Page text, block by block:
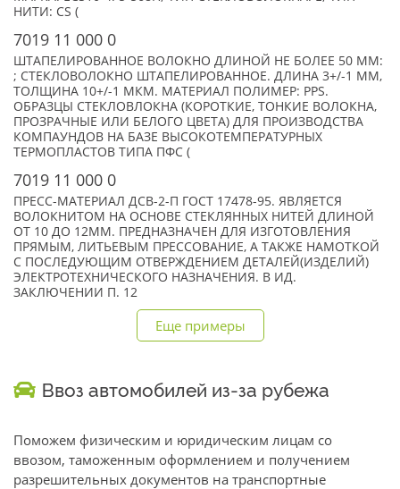
НИТИ: CS (
7019 11 000 0
ШТАПЕЛИРОВАННОЕ ВОЛОКНО ДЛИНОЙ НЕ БОЛЕЕ 50 ММ:
; СТЕКЛОВОЛОКНО ШТАПЕЛИРОВАННОЕ. ДЛИНА 3+/-1 ММ,
ТОЛЩИНА 10+/-1 МКМ. МАТЕРИАЛ ПОЛИМЕР: PPS.
ОБРАЗЦЫ СТЕКЛОВЛОКНА (КОРОТКИЕ, ТОНКИЕ ВОЛОКНА,
ПРОЗРАЧНЫЕ ИЛИ БЕЛОГО ЦВЕТА) ДЛЯ ПРОИЗВОДСТВА
КОМПАУНДОВ НА БАЗЕ ВЫСОКОТЕМПЕРАТУРНЫХ
ТЕРМОПЛАСТОВ ТИПА ПФС (
7019 11 000 0
ПРЕСС-МАТЕРИАЛ ДСВ-2-П ГОСТ 17478-95. ЯВЛЯЕТСЯ
ВОЛОКНИТОМ НА ОСНОВЕ СТЕКЛЯННЫХ НИТЕЙ ДЛИНОЙ
ОТ 10 ДО 12ММ. ПРЕДНАЗНАЧЕН ДЛЯ ИЗГОТОВЛЕНИЯ
ПРЯМЫМ, ЛИТЬЕВЫМ ПРЕССОВАНИЕ, А ТАКЖЕ НАМОТКОЙ
С ПОСЛЕДУЮЩИМ ОТВЕРЖДЕНИЕМ ДЕТАЛЕЙ(ИЗДЕЛИЙ)
ЭЛЕКТРОТЕХНИЧЕСКОГО НАЗНАЧЕНИЯ. В ИД.
ЗАКЛЮЧЕНИИ П. 12
Еще примеры
Ввоз автомобилей из-за рубежа
Поможем физическим и юридическим лицам со
ввозом, таможенным оформлением и получением
разрешительных документов на транспортные